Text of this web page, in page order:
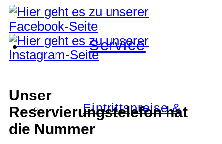
Service
Eintrittspreise &
Unser
Reservierungstelefon hat
die Nummer